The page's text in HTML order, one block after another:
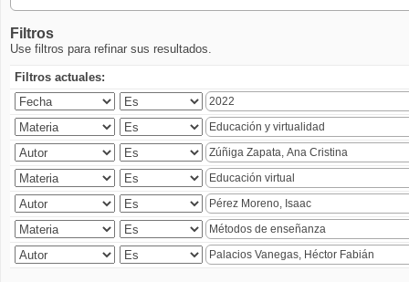
Filtros
Use filtros para refinar sus resultados.
Filtros actuales: